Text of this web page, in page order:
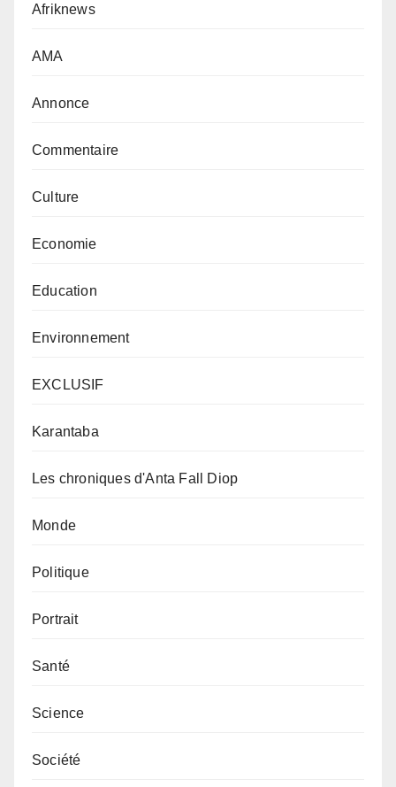
Afriknews
AMA
Annonce
Commentaire
Culture
Economie
Education
Environnement
EXCLUSIF
Karantaba
Les chroniques d'Anta Fall Diop
Monde
Politique
Portrait
Santé
Science
Société